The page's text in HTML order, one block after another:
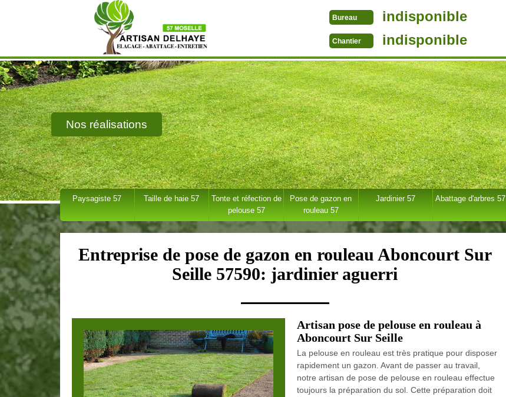
Bureau indisponible
Chantier indisponible
Nos réalisations
Paysagiste 57 Taille de haie 57
Tonte et réfection de
pelouse 57
Pose de gazon en
rouleau 57
Jardinier 57 Abattage d'arbres 57
Entreprise de pose de gazon en rouleau Aboncourt Sur
Seille 57590: jardinier aguerri
Artisan pose de pelouse en rouleau à
Aboncourt Sur Seille
La pelouse en rouleau est très pratique pour disposer
rapidement un gazon. Avant de passer au travail,
notre artisan de pose de pelouse en rouleau effectue
toujours la préparation du sol. Cette préparation doit